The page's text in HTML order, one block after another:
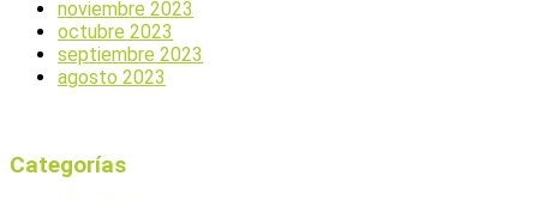
noviembre 2023
octubre 2023
septiembre 2023
agosto 2023
Categorías